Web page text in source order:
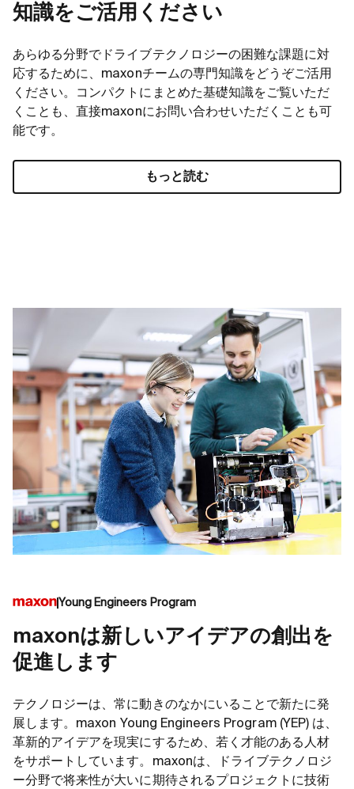
知識をご活用ください
あらゆる分野でドライブテクノロジーの困難な課題に対
応するために、maxonチームの専門知識をどうぞご活用
ください。コンパクトにまとめた基礎知識をご覧いただ
くことも、直接maxonにお問い合わせいただくことも可
能です。
もっと読む
Young Engineers Program
maxonは新しいアイデアの創出を
促進します
テクノロジーは、常に動きのなかにいることで新たに発
展します。maxon Young Engineers Program (YEP) は、
革新的アイデアを現実にするため、若く才能のある人材
をサポートしています。maxonは、ドライブテクノロジ
ー分野で将来性が大いに期待されるプロジェクトに技術